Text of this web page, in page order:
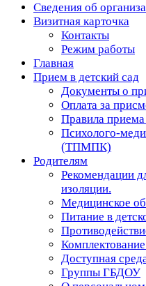
Сведения об
Визитная карточка
Контакты
Режим работы
Главная
Прием в детский сад
Документы о
Оплата за
Правила
Психолого-
(ТПМПК)
Родителям
Рекомендации
изоляции.
Медицинское
Питание в
Доступная
Группы ГБДОУ